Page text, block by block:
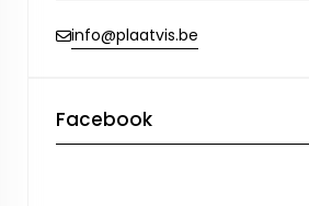
info@plaatvis.be
Facebook